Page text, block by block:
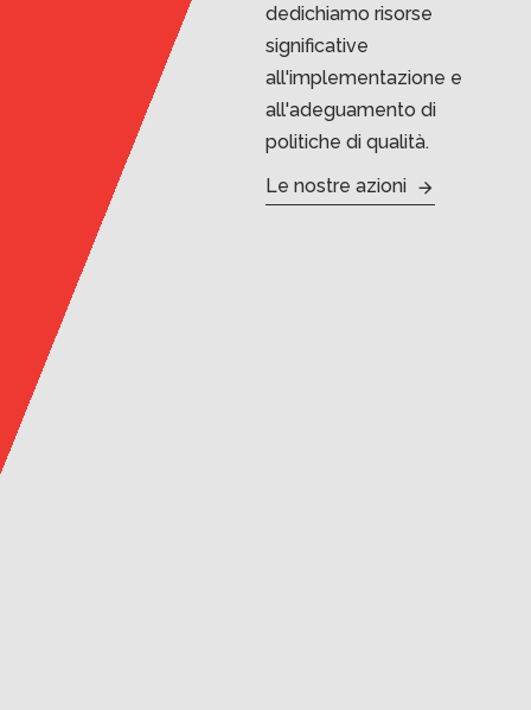
dedichiamo risorse
significative
all'implementazione e
all'adeguamento di
politiche di qualità.
Le nostre azioni